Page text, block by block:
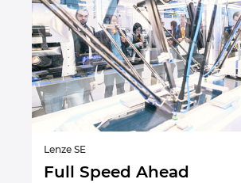
Lenze SE
Full Speed Ahead